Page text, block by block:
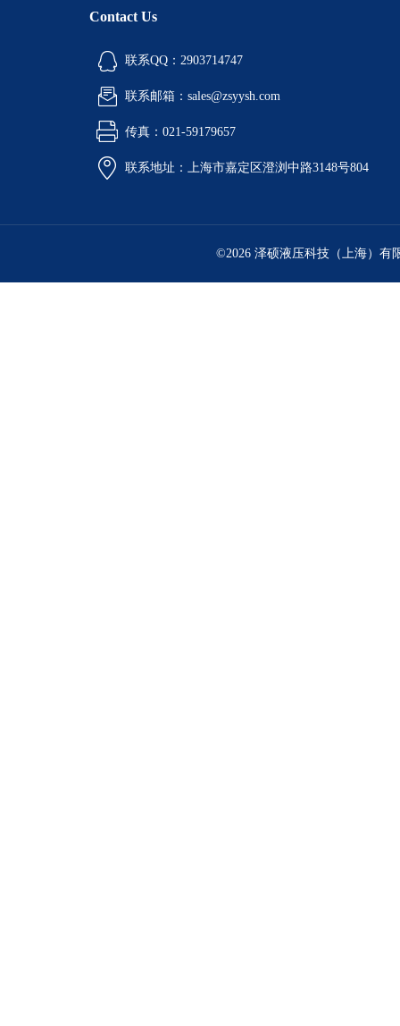
Contact Us
联系QQ：2903714747
联系邮箱：sales@zsyysh.com
传真：021-59179657
联系地址：上海市嘉定区澄浏中路3148号804
©2026 泽硕液压科技（上海）有